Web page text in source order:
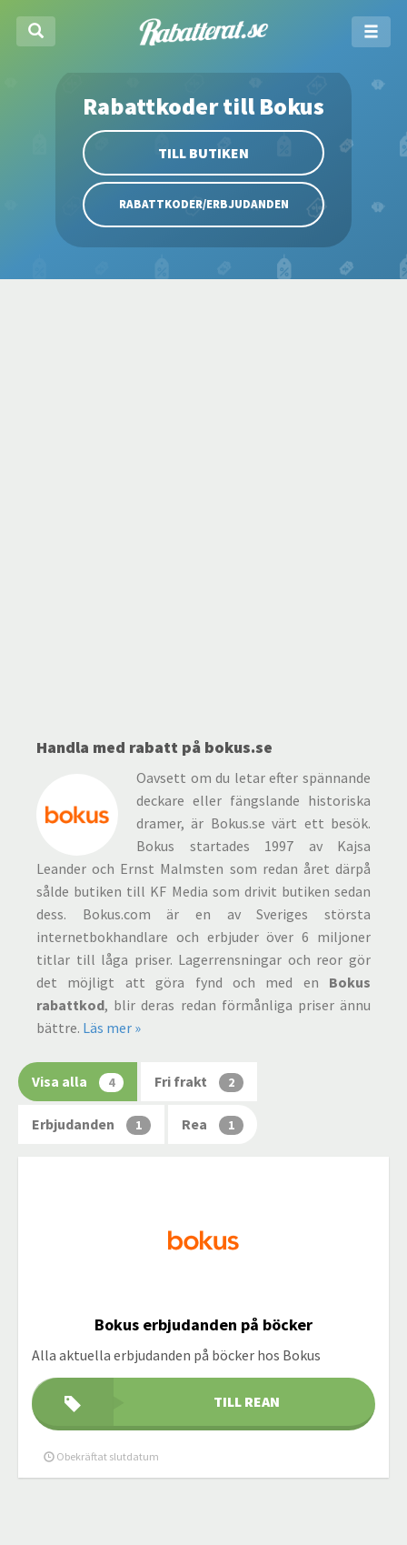
Rabattkoder till Bokus
TILL BUTIKEN
RABATTKODER/ERBJUDANDEN
Handla med rabatt på bokus.se
Oavsett om du letar efter spännande
deckare eller fängslande historiska
dramer, är Bokus.se värt ett besök.
Bokus startades 1997 av Kajsa
Leander och Ernst Malmsten som redan året därpå
sålde butiken till KF Media som drivit butiken sedan
dess. Bokus.com är en av Sveriges största
internetbokhandlare och erbjuder över 6 miljoner
titlar till låga priser. Lagerrensningar och reor gör
det möjligt att göra fynd och med en Bokus
rabattkod, blir deras redan förmånliga priser ännu
bättre. Läs mer »
Visa alla 4 Fri frakt 2
Erbjudanden 1 Rea 1
Bokus erbjudanden på böcker
Alla aktuella erbjudanden på böcker hos Bokus
TILL REAN
Obekräftat slutdatum